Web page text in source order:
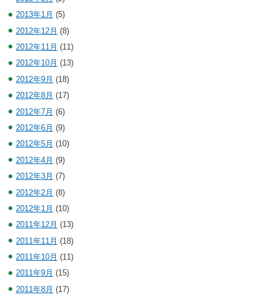
2013年1月 (5)
2012年12月 (8)
2012年11月 (11)
2012年10月 (13)
2012年9月 (18)
2012年8月 (17)
2012年7月 (6)
2012年6月 (9)
2012年5月 (10)
2012年4月 (9)
2012年3月 (7)
2012年2月 (8)
2012年1月 (10)
2011年12月 (13)
2011年11月 (18)
2011年10月 (11)
2011年9月 (15)
2011年8月 (17)